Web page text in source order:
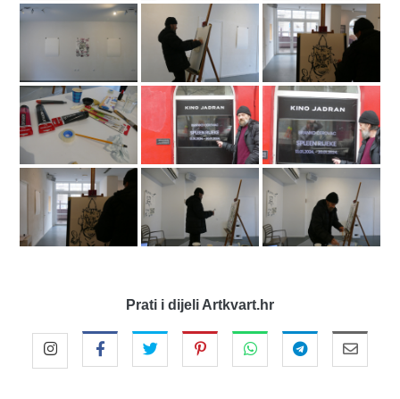
Prati i dijeli Artkvart.hr